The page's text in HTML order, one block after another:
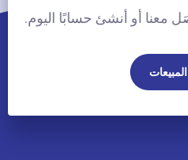
معنا أو أنشئ حسابًا اليوم.